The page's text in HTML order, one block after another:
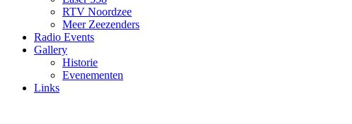
RTV Noordzee
Meer Zeezenders
Radio Events
Gallery
Historie
Evenementen
Links